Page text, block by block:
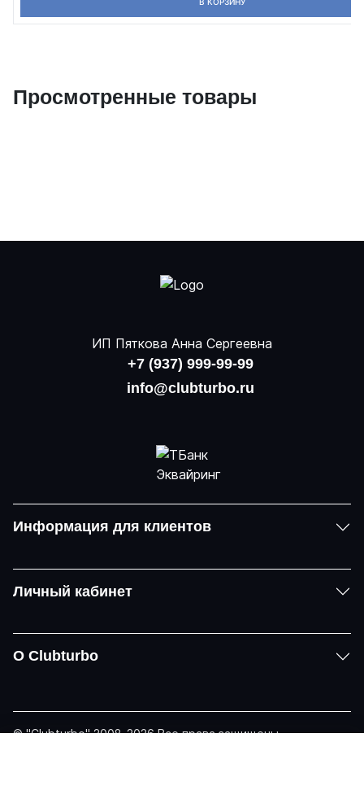
Просмотренные товары
ИП Пяткова Анна Сергеевна
+7 (937) 999-99-99
info@clubturbo.ru
Информация для клиентов
Личный кабинет
О Clubturbo
© "Clubturbo" 2008-2026 Все права защищены